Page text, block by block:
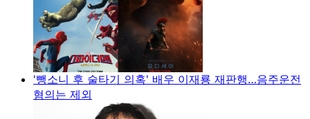
'뺑소니 후 술타기 의혹' 배우 이재룡 재판행…음주운전
혐의는 제외